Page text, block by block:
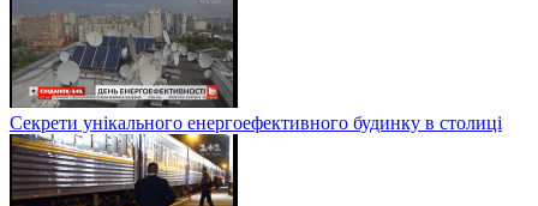
Секрети унікального енергоефективного будинку в столиці